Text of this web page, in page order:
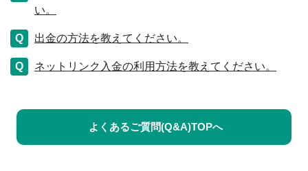
い。
出金の方法を教えてください。
ネットリンク入金の利用方法を教えてください。
よくあるご質問(Q&A)TOPへ